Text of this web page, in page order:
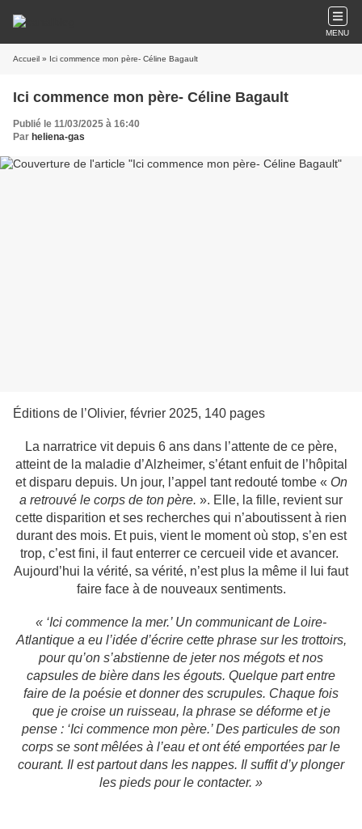
MENU
Accueil » Ici commence mon père- Céline Bagault
Ici commence mon père- Céline Bagault
Publié le 11/03/2025 à 16:40
Par heliena-gas
Éditions de l’Olivier, février 2025, 140 pages
La narratrice vit depuis 6 ans dans l’attente de ce père,
atteint de la maladie d’Alzheimer, s’étant enfuit de l’hôpital
et disparu depuis. Un jour, l’appel tant redouté tombe « On
a retrouvé le corps de ton père. ». Elle, la fille, revient sur
cette disparition et ses recherches qui n’aboutissent à rien
durant des mois. Et puis, vient le moment où stop, s’en est
trop, c’est fini, il faut enterrer ce cercueil vide et avancer.
Aujourd’hui la vérité, sa vérité, n’est plus la même il lui faut
faire face à de nouveaux sentiments.
« ‘Ici commence la mer.’ Un communicant de Loire-
Atlantique a eu l’idée d’écrire cette phrase sur les trottoirs,
pour qu’on s’abstienne de jeter nos mégots et nos
capsules de bière dans les égouts. Quelque part entre
faire de la poésie et donner des scrupules. Chaque fois
que je croise un ruisseau, la phrase se déforme et je
pense : ‘Ici commence mon père.’ Des particules de son
corps se sont mêlées à l’eau et ont été emportées par le
courant. Il est partout dans les nappes. Il suffit d’y plonger
les pieds pour le contacter. »